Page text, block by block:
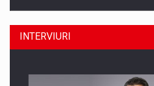
INTERVIURI